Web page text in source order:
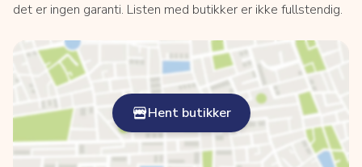
det er ingen garanti. Listen med butikker er ikke fullstendig.
Hent butikker